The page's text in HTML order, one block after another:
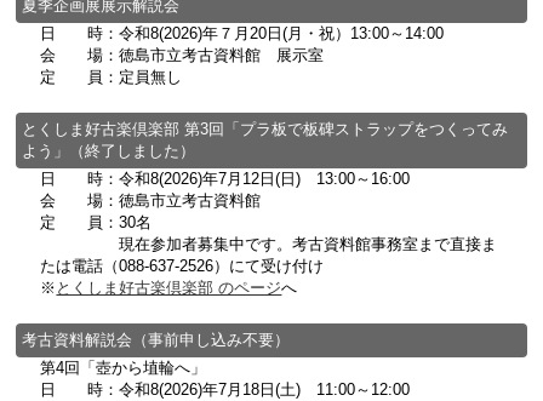
夏季企画展展示解説会
日 時：令和8(2026)年７月20日(月・祝）13:00～14:00
会 場：徳島市立考古資料館 展示室
定 員：定員無し
とくしま好古楽倶楽部 第3回「プラ板で板碑ストラップをつくってみ
よう」（終了しました）
日 時：令和8(2026)年7月12日(日) 13:00～16:00
会 場：徳島市立考古資料館
定 員：30名
現在参加者募集中です。考古資料館事務室まで直接ま
たは電話（088-637-2526）にて受け付け
※ とくしま好古楽倶楽部 のページへ
考古資料解説会（事前申し込み不要）
第4回「壺から埴輪へ」
日 時：令和8(2026)年7月18日(土) 11:00～12:00